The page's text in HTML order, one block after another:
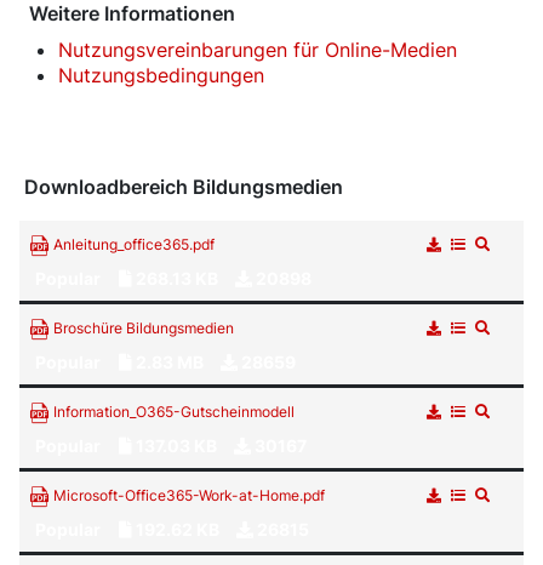
Weitere Informationen
Nutzungsvereinbarungen für Online-Medien
Nutzungsbedingungen
Downloadbereich Bildungsmedien
Anleitung_office365.pdf
Broschüre Bildungsmedien
Information_O365-Gutscheinmodell
Microsoft-Office365-Work-at-Home.pdf